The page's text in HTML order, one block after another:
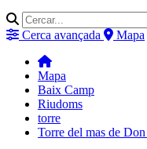
Cerca avançada Mapa
Mapa
Baix Camp
Riudoms
torre
Torre del mas de